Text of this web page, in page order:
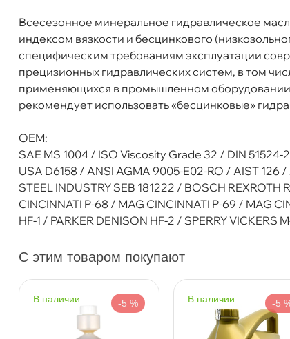
сесезонное минеральное гидравлическое
индексом вязкости и бесцинкового
специфическим требованиям эксплуатации
прецизионных гидравлических систем, в том
применяющихся в промышленном оборудовании
рекомендует использовать «бесцинковые»
OEM:
SAE MS 1004 / ISO Viscosity Grade 32 / DIN 51524-
USA D6158 / ANSI AGMA 9005-E02-RO / AIST 126
STEEL INDUSTRY SEB 181222 / BOSCH
CINCINNATI P-68 / MAG CINCINNATI P-69 / MAG
HF-1 / PARKER DENISON HF-2 / SPERRY VICKERS
язкость
ISO 46
Бренд
Mannol
Тип масла
Минеральное
Спецификации
DIN 51524-2 (HM) / DIN 51524-3
Объем
1000л
Артикул
MN2206-IBC
С этим товаром покупают
наличии -5 % наличии -5
Бесплатная